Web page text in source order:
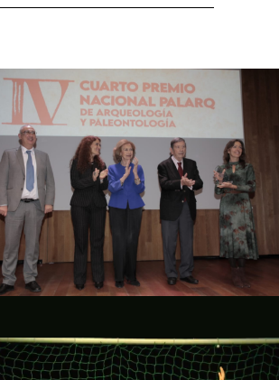
Fundación Palarq – IV
Premio Nacional Palarq
de Arqueología y
Paleontología
Campañas culturales
Estrategia de
comunicación y PR